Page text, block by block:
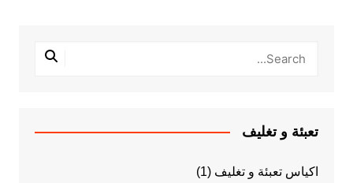
تعبئة و تغليف
اكياس تعبئة و تغليف (1)